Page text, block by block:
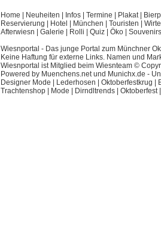
Home Neuheiten Infos Termine Plakat|
Reservierung
Hotel München Touristen
Wirte
Afterwiesn
Galerie Rolli Quiz Öko
Souvenirs
Wiesnportal - Das junge Portal zum Münchner
Keine Haftung für externe Links. Namen und
Wiesnportal ist Mitglied beim Wiesnteam ©
Powered by Muenchens.netund Munichx.de -
Designer Mode
Lederhosen Oktoberfestkrug
Trachtenshop
Mode Dirndltrends Oktoberfest